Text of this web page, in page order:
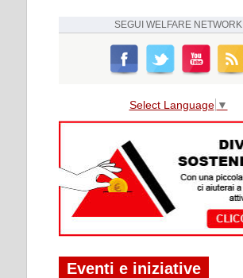
SEGUI WELFARE NETWORK
Select Language ▼
Eventi e iniziative